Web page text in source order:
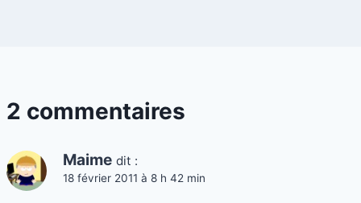
2 commentaires
Maime dit :
18 février 2011 à 8 h 42 min